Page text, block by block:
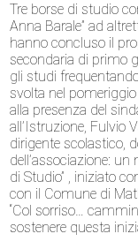
Tre borse di studio
Anna Barale” ad
hanno concluso il
secondaria di primo
gli studi
svolta nel
alla presenza del
all’Istruzione, Fulvio
dirigente scolastico,
dell’associazione:
di Studio” , iniziato
con il Comune di
“Col sorriso…
sostenere questa